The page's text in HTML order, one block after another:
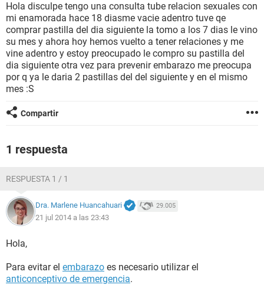
BIENESTAR
SEXUALIDAD
GLOSARIO
Hola disculpe tengo una consulta tube relacion sexuales con
mi enamorada hace 18 diasme vacie adentro tuve qe
comprar pastilla del dia siguiente la tomo a los 7 dias le vino
su mes y ahora hoy hemos vuelto a tener relaciones y me
vine adentro y estoy preocupado le compro su pastilla del
dia siguiente otra vez para prevenir embarazo me preocupa
por q ya le daria 2 pastillas del del siguiente y en el mismo
mes :S
Compartir
1 respuesta
RESPUESTA 1 / 1
Dra. Marlene Huancahuari 29.005
21 jul 2014 a las 23:43
Hola,
Para evitar el embarazo es necesario utilizar el
anticonceptivo de emergencia.